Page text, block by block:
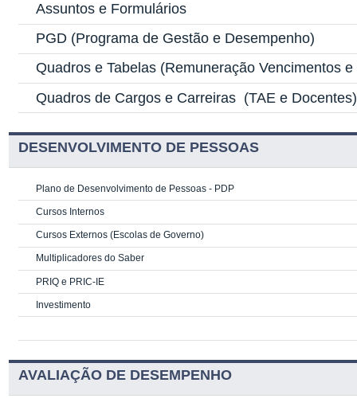
Assuntos e Formulários
PGD (Programa de Gestão e Desempenho)
Quadros e Tabelas (Remuneração Vencimentos
Quadros de Cargos e Carreiras (TAE e Docentes)
DESENVOLVIMENTO DE PESSOAS
Plano de Desenvolvimento de Pessoas - PDP
Cursos Internos
Cursos Externos (Escolas de Governo)
Multiplicadores do Saber
PRIQ e PRIC-IE
Investimento
AVALIAÇÃO DE DESEMPENHO